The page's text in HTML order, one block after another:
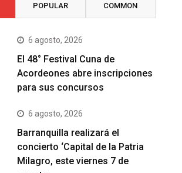
POPULAR COMMON
6 agosto, 2026
El 48° Festival Cuna de
Acordeones abre inscripciones
para sus concursos
6 agosto, 2026
Barranquilla realizará el
concierto ‘Capital de la Patria
Milagro, este viernes 7 de